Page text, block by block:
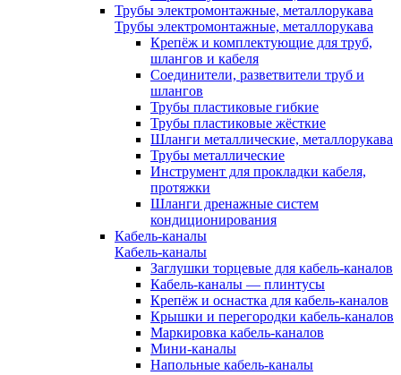
Трубы электромонтажные, металлорукава
Трубы электромонтажные, металлорукава
Крепёж и комплектующие для труб,
шлангов и кабеля
Соединители, разветвители труб и
шлангов
Трубы пластиковые гибкие
Трубы пластиковые жёсткие
Шланги металлические, металлорукава
Трубы металлические
Инструмент для прокладки кабеля,
протяжки
Шланги дренажные систем
кондиционирования
Кабель-каналы
Кабель-каналы
Заглушки торцевые для кабель-каналов
Кабель-каналы — плинтусы
Крепёж и оснастка для кабель-каналов
Крышки и перегородки кабель-каналов
Маркировка кабель-каналов
Мини-каналы
Напольные кабель-каналы